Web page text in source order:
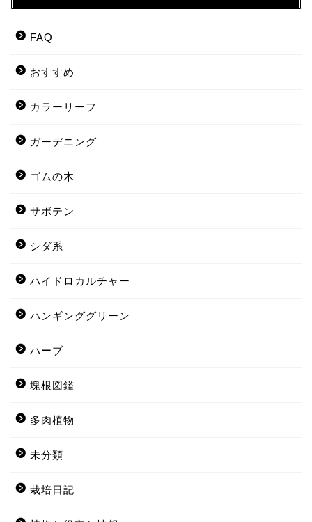
FAQ
おすすめ
カラーリーフ
ガーデニング
ゴムの木
サボテン
シダ系
ハイドロカルチャー
ハンギンググリーン
ハーブ
塊根図鑑
多肉植物
未分類
栽培日記